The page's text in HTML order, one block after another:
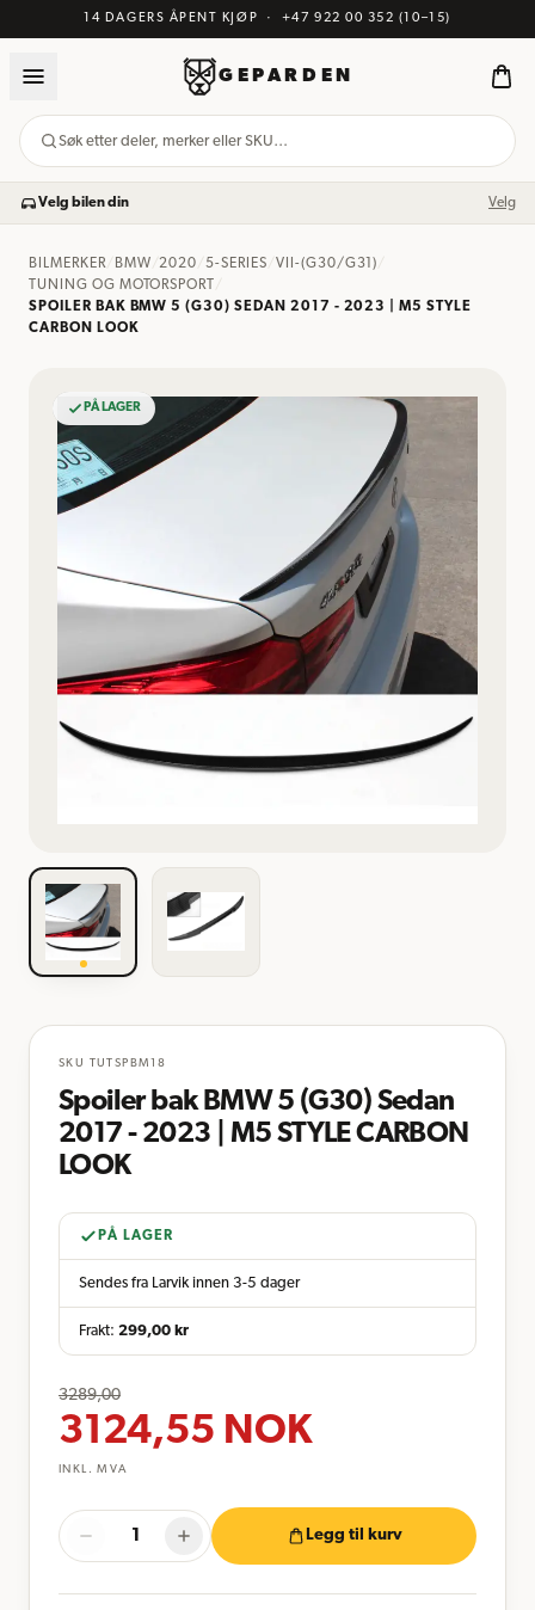
14 DAGERS ÅPENT KJØP · +47 922 00 352 (10–15)
GEPARDEN
Søk etter deler, merker eller SKU…
Velg bilen din Velg
BILMERKER/ BMW /2020 /5-SERIES VII-(G30/G31)
TUNING OG MOTORSPORT
SPOILER BAK BMW 5 (G30) SEDAN 2017 - 2023 | M5 STYLE
CARBON LOOK
PÅ LAGER
SKU TUTSPBM18
Spoiler bak BMW 5 (G30) Sedan
2017 - 2023 | M5 STYLE CARBON
LOOK
PÅ LAGER
Sendes fra Larvik innen 3-5 dager
Frakt: 299,00 kr
3289,00
3124,55 NOK
INKL. MVA
Legg til kurv